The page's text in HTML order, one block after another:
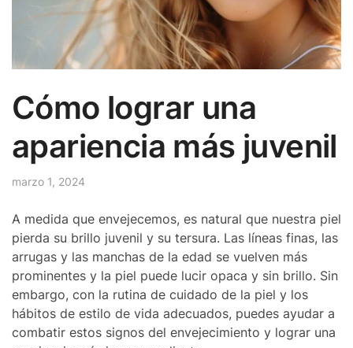
Cómo lograr una
apariencia más juvenil
marzo 1, 2024
A medida que envejecemos, es natural que nuestra piel
pierda su brillo juvenil y su tersura. Las líneas finas, las
arrugas y las manchas de la edad se vuelven más
prominentes y la piel puede lucir opaca y sin brillo. Sin
embargo, con la rutina de cuidado de la piel y los
hábitos de estilo de vida adecuados, puedes ayudar a
combatir estos signos del envejecimiento y lograr una